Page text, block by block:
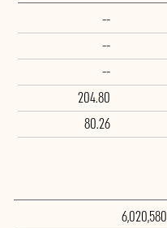
--
--
--
204.80
80.26
6,020,580